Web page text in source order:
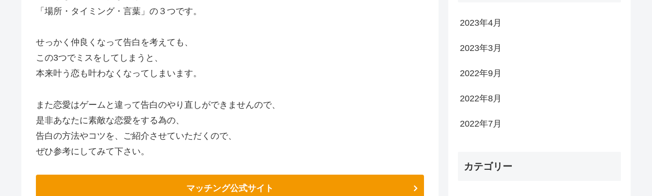
「場所・タイミング・言葉」の３つです。
せっかく仲良くなって告白を考えても、
この3つでミスをしてしまうと、
本来叶う恋も叶わなくなってしまいます。
また恋愛はゲームと違って告白のやり直しができませんので、
是非あなたに素敵な恋愛をする為の、
告白の方法やコツを、ご紹介させていただくので、
ぜひ参考にしてみて下さい。
マッチング公式サイト
2023年4月
2023年3月
2022年9月
2022年8月
2022年7月
カテゴリー